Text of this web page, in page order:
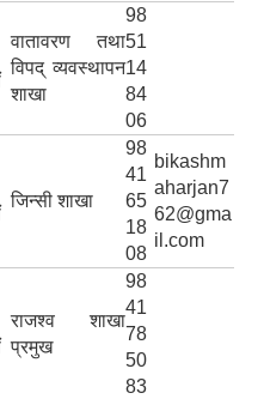
वातावरण तथा
विपद् व्यवस्थापन
शाखा
98
51
14
84
06
जिन्सी शाखा
98
41
65
18
08
bikashm
aharjan7
62@gma
il.com
राजश्व शाखा
प्रमुख
98
41
78
50
83